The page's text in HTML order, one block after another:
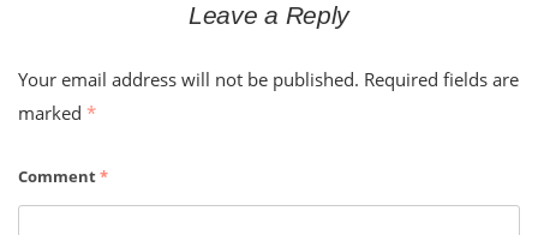
Leave a Reply
Your email address will not be published. Required fields are
marked *
Comment*